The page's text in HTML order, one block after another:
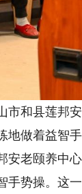
和县莲邦
地做着益智
老颐养中心
势操。这